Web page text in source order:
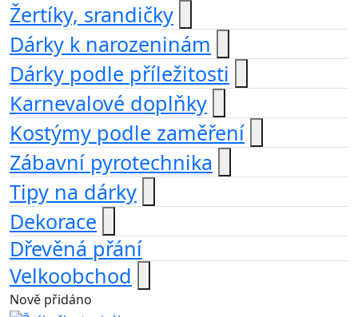
Žertíky, srandičky
Dárky k narozeninám
Dárky podle příležitosti
Karnevalové doplňky
Kostýmy podle zaměření
Zábavní pyrotechnika
Tipy na dárky
Dekorace
Dřevěná přání
Velkoobchod
Nově přidáno